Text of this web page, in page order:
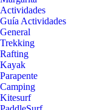
Actividades
Guía Actividades
General
Trekking
Rafting
Kayak
Parapente
Camping
Kitesurf